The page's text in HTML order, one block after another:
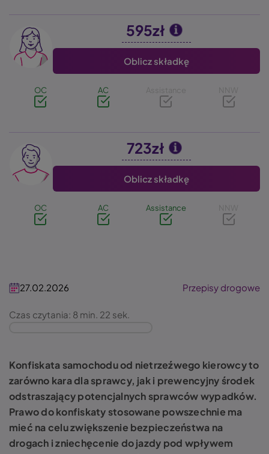
Image 595zł
Oblicz składkę
OC AC Assistance NNW
Image 723zł
Oblicz składkę
OC AC Assistance NNW
27.02.2026 Przepisy drogowe
Czas czytania: 8 min. 22 sek.
Konfiskata samochodu od nietrzeźwego kierowcy to
zarówno kara dla sprawcy, jak i prewencyjny środek
odstraszający potencjalnych sprawców wypadków.
Prawo do konfiskaty stosowane powszechnie ma
mieć na celu zwiększenie bezpieczeństwa na
drogach i zniechęcenie do jazdy pod wpływem